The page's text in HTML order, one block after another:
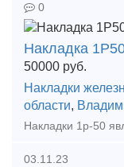
0
Накладка
50000 руб.
Накладки
области,
03.11.23